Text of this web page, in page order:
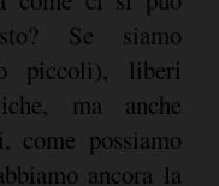
Se siamo
piccoli), liberi
ma anche
come possiamo
ancora la